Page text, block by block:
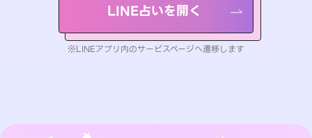
LINE占いを開く
※LINEアプリ内のサービスページへ遷移します